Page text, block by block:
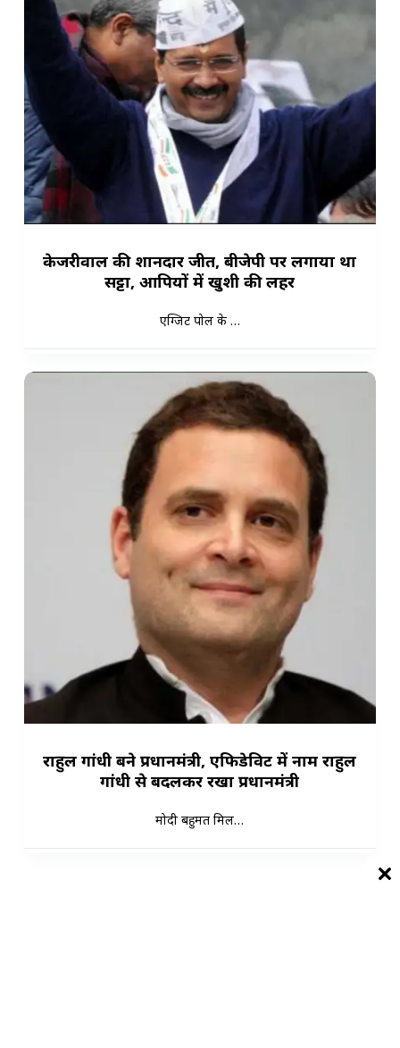
केजरीवाल की शानदार जीत, बीजेपी पर लगाया था
सट्टा, आपियों में खुशी की लहर
एग्जिट पोल के …
राहुल गांधी बने प्रधानमंत्री, एफिडेविट में नाम राहुल
गांधी से बदलकर रखा प्रधानमंत्री
मोदी बहुमत मिल…